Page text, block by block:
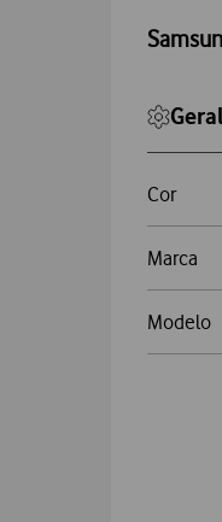
Cor
Marca
Modelo